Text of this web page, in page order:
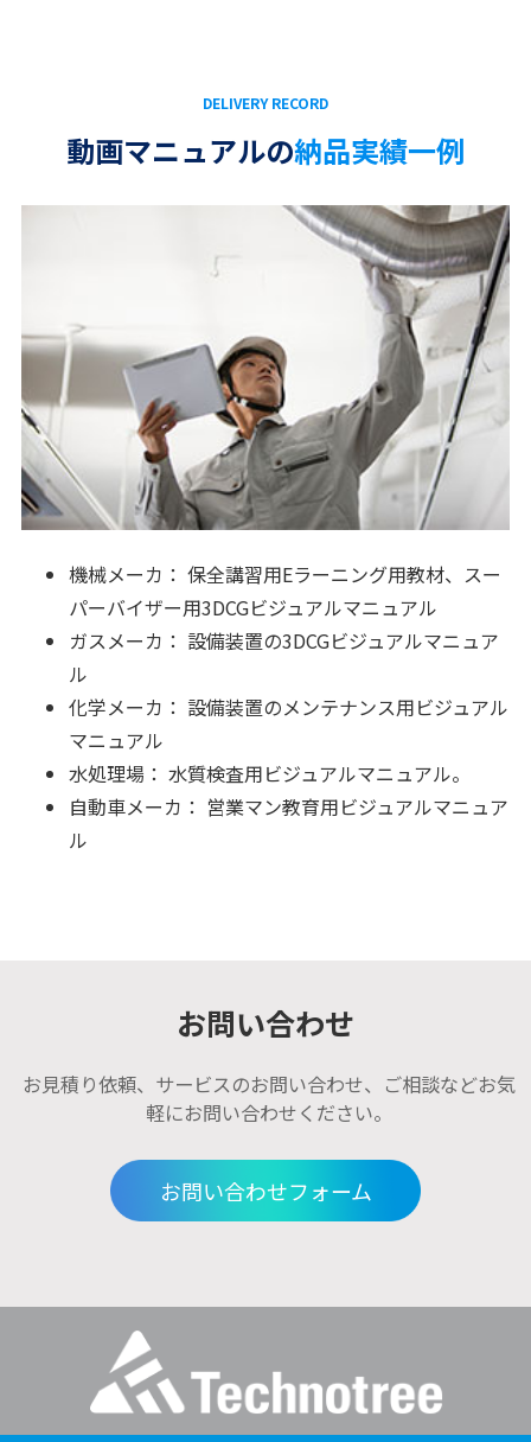
DELIVERY RECORD
動画マニュアルの納品実績一例
機械メーカ： 保全講習用Eラーニング用教材、スー
パーバイザー用3DCGビジュアルマニュアル
ガスメーカ： 設備装置の3DCGビジュアルマニュア
ル
化学メーカ： 設備装置のメンテナンス用ビジュアル
マニュアル
水処理場： 水質検査用ビジュアルマニュアル。
自動車メーカ： 営業マン教育用ビジュアルマニュア
ル
お問い合わせ
お見積り依頼、サービスのお問い合わせ、ご相談などお気
軽にお問い合わせください。
お問い合わせフォーム